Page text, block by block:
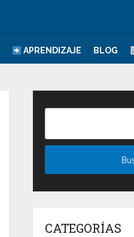
APRENDIZAJE BLOG
CATEGORÍAS